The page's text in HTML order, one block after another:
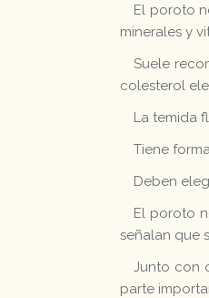
El poroto
minerales y
Suele
colesterol
La temida
Tiene
Deben
El poroto
señalan que
Junto con
parte